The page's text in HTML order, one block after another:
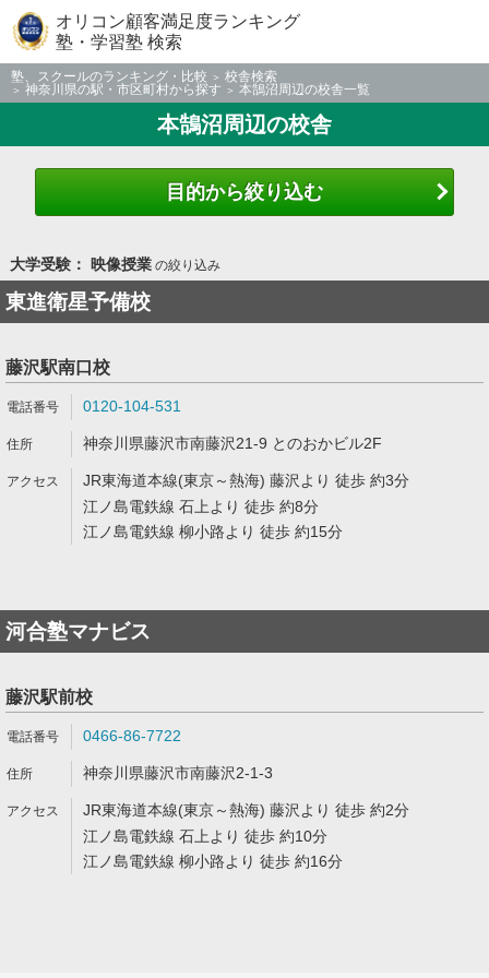
オリコン顧客満足度ランキング
塾・学習塾 検索
塾、スクールのランキング・比較
校舎検索
神奈川県の駅・市区町村から探す
本鵠沼周辺の校舎一覧
本鵠沼周辺の校舎
目的から絞り込む
大学受験： 映像授業の絞り込み
東進衛星予備校
藤沢駅南口校
0120-104-531
神奈川県藤沢市南藤沢21-9 とのおかビル2F
JR東海道本線(東京～熱海) 藤沢より 徒歩 約3分
江ノ島電鉄線 石上より 徒歩 約8分
江ノ島電鉄線 柳小路より 徒歩 約15分
河合塾マナビス
藤沢駅前校
0466-86-7722
神奈川県藤沢市南藤沢2-1-3
JR東海道本線(東京～熱海) 藤沢より 徒歩 約2分
江ノ島電鉄線 石上より 徒歩 約10分
江ノ島電鉄線 柳小路より 徒歩 約16分